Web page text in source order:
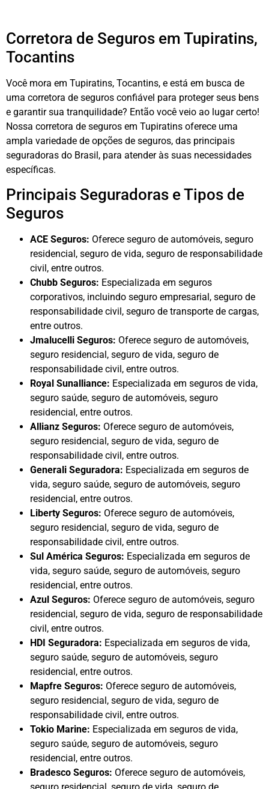
Corretora de Seguros em Tupiratins,
Tocantins
Você mora em Tupiratins, Tocantins, e está em busca de
uma corretora de seguros confiável para proteger seus bens
e garantir sua tranquilidade? Então você veio ao lugar certo!
Nossa corretora de seguros em Tupiratins oferece uma
ampla variedade de opções de seguros, das principais
seguradoras do Brasil, para atender às suas necessidades
específicas.
Principais Seguradoras e Tipos de
Seguros
ACE Seguros: Oferece seguro de automóveis, seguro
residencial, seguro de vida, seguro de responsabilidade
civil, entre outros.
Chubb Seguros: Especializada em seguros
corporativos, incluindo seguro empresarial, seguro de
responsabilidade civil, seguro de transporte de cargas,
entre outros.
Jmalucelli Seguros: Oferece seguro de automóveis,
seguro residencial, seguro de vida, seguro de
responsabilidade civil, entre outros.
Royal Sunalliance: Especializada em seguros de vida,
seguro saúde, seguro de automóveis, seguro
residencial, entre outros.
Allianz Seguros: Oferece seguro de automóveis,
seguro residencial, seguro de vida, seguro de
responsabilidade civil, entre outros.
Generali Seguradora: Especializada em seguros de
vida, seguro saúde, seguro de automóveis, seguro
residencial, entre outros.
Liberty Seguros: Oferece seguro de automóveis,
seguro residencial, seguro de vida, seguro de
responsabilidade civil, entre outros.
Sul América Seguros: Especializada em seguros de
vida, seguro saúde, seguro de automóveis, seguro
residencial, entre outros.
Azul Seguros: Oferece seguro de automóveis, seguro
residencial, seguro de vida, seguro de responsabilidade
civil, entre outros.
HDI Seguradora: Especializada em seguros de vida,
seguro saúde, seguro de automóveis, seguro
residencial, entre outros.
Mapfre Seguros: Oferece seguro de automóveis,
seguro residencial, seguro de vida, seguro de
responsabilidade civil, entre outros.
Tokio Marine: Especializada em seguros de vida,
seguro saúde, seguro de automóveis, seguro
residencial, entre outros.
Bradesco Seguros: Oferece seguro de automóveis,